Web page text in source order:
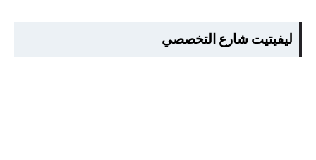
ليفيتيت شارع التخصصي